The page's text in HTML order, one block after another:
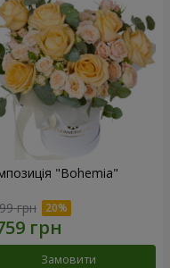
"Bohemia"
грн
Замовити